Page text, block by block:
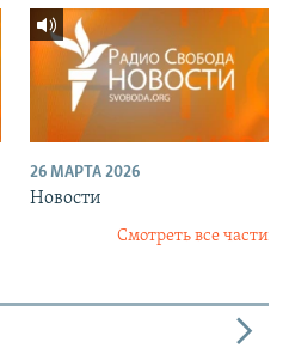
26 МАРТА 2026
Новости
Смотреть все части